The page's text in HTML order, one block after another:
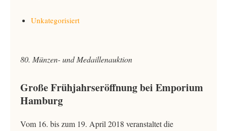
Unkategorisiert
80. Münzen- und Medaillenauktion
Große Frühjahrseröffnung bei Emporium
Hamburg
Vom 16. bis zum 19. April 2018 veranstaltet die